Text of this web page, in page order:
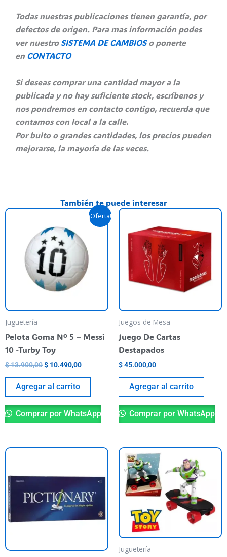
Todas nuestras publicaciones tienen garantía, por
defectos de origen. Para mas información podes
ver nuestroSISTEMA DE CAMBIOS o ponerte
en CONTACTO
Si deseas comprar una cantidad mayor a la
publicada y no hay suficiente stock, escríbenos y
nos pondremos en contacto contigo, recuerda que
contamos con local a la calle.
Por bulto o grandes cantidades, los precios pueden
mejorarse, la mayoría de las veces.
También te puede interesar
¡Oferta!
Juguetería
Pelota Goma Nº 5 – Messi
10 -Turby Toy
$13.900,00
El
original
era:
$ 13.900,00.
$ 10.490,00
El
precio
actual
es:
$ 10.490,00.
Agregar al carrito
Comprar por WhatsApp
Juegos de Mesa
Juego De Cartas
Destapados
$45.000,00
Agregar al carrito
Comprar por WhatsApp
Juguetería